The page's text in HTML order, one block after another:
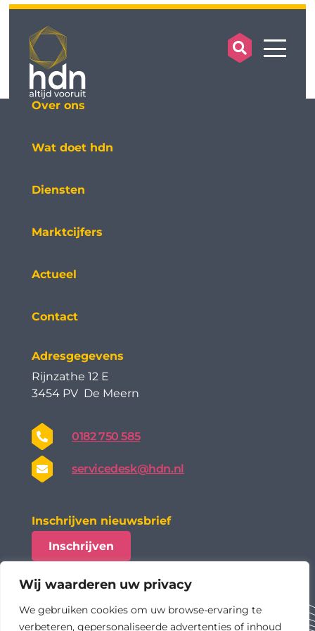
Wij waarderen uw privacy
We gebruiken cookies om uw browse-ervaring te
verbeteren, gepersonaliseerde advertenties of inhoud
search
Over ons
Wat doet hdn
Diensten
Marktcijfers
Actueel
Contact
Adresgegevens
Rijnzathe 12 E
3454 PV De Meern
0182 750 585
servicedesk@hdn.nl
Inschrijven nieuwsbrief
Inschrijven